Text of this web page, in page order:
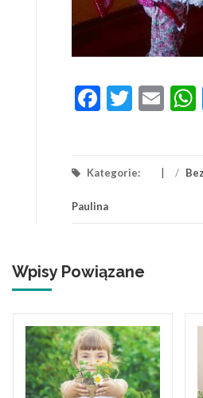
Facebook
Kategorie: /
Paulina
Wpisy Powiązane